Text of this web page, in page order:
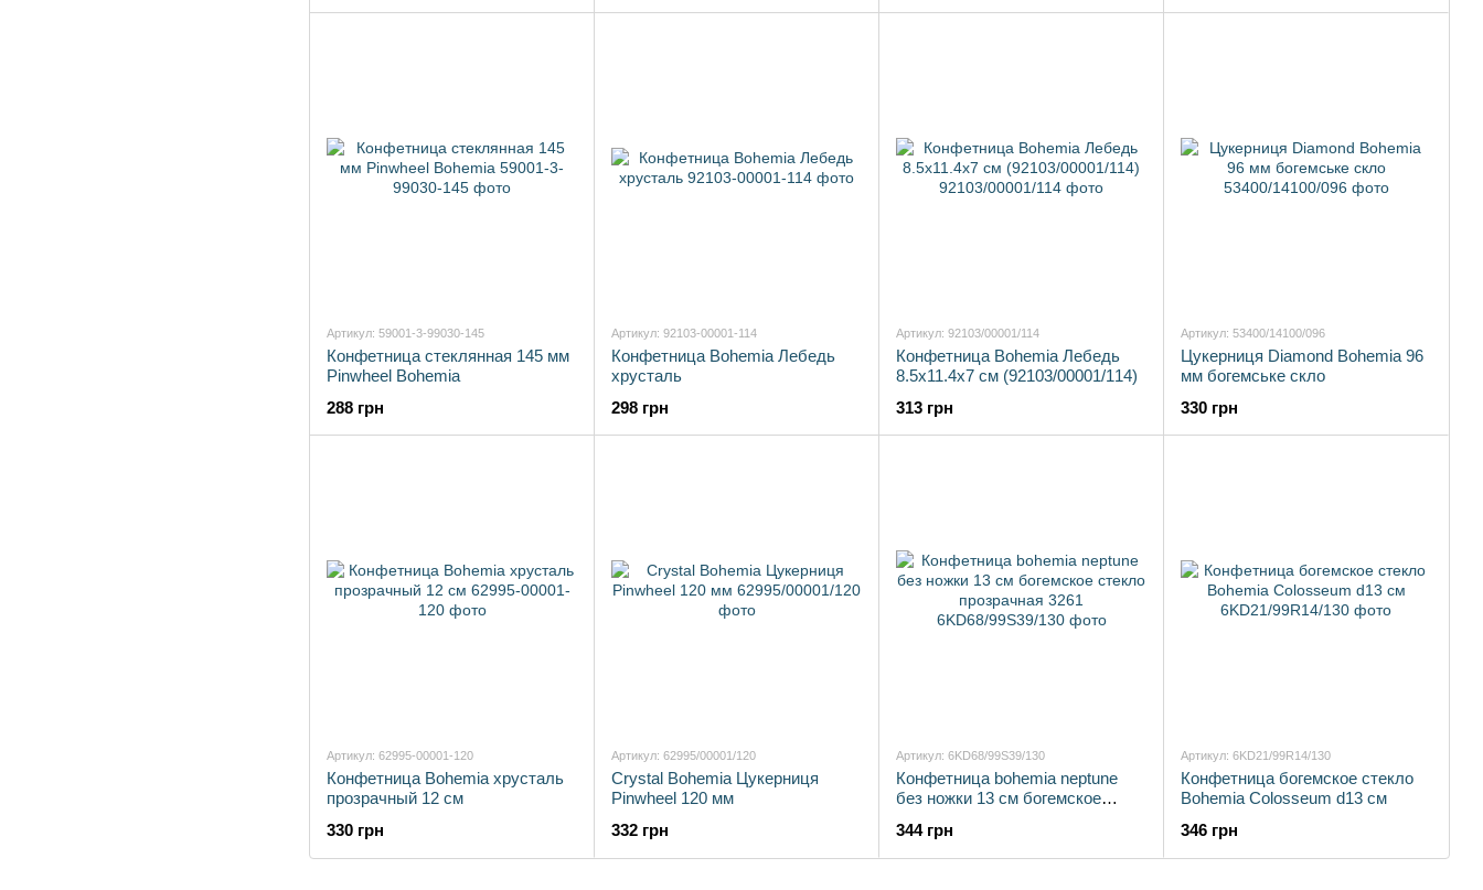
Артикул: 59001-3-99030-145
Конфетница стеклянная 145 мм
Pinwheel Bohemia
288 грн
Артикул: 92103-00001-114
Конфетница Bohemia Лебедь
хрусталь
298 грн
Артикул: 92103/00001/114
Конфетница Bohemia Лебедь
8.5х11.4х7 см (92103/00001/114)
313 грн
Артикул: 53400/14100/096
Цукерниця Diamond Bohemia 96
мм богемське скло
330 грн
Артикул: 62995-00001-120
Конфетница Bohemia хрусталь
прозрачный 12 см
330 грн
Артикул: 62995/00001/120
Crystal Bohemia Цукерниця
Pinwheel 120 мм
332 грн
Артикул: 6KD68/99S39/130
Конфетница bohemia neptune
без ножки 13 см богемское
344 грн
Артикул: 6KD21/99R14/130
Конфетница богемское стекло
Bohemia Colosseum d13 см
346 грн